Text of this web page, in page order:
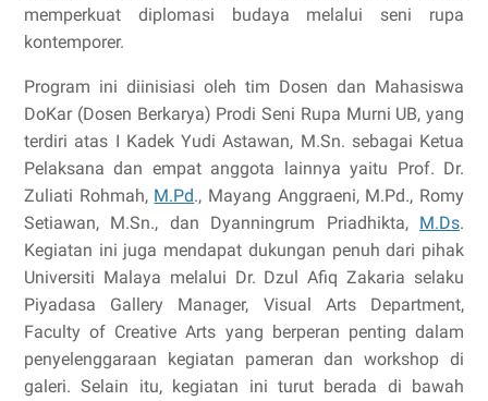
memperkuat diplomasi budaya melalui seni rupa
kontemporer.
Program ini diinisiasi oleh tim Dosen dan Mahasiswa
DoKar (Dosen Berkarya) Prodi Seni Rupa Murni UB, yang
terdiri atas I Kadek Yudi Astawan, M.Sn. sebagai Ketua
Pelaksana dan empat anggota lainnya yaitu Prof. Dr.
Zuliati Rohmah, M.Pd., Mayang Anggraeni, M.Pd., Romy
Setiawan, M.Sn., dan Dyanningrum Priadhikta, M.Ds.
Kegiatan ini juga mendapat dukungan penuh dari pihak
Universiti Malaya melalui Dr. Dzul Afiq Zakaria selaku
Piyadasa Gallery Manager, Visual Arts Department,
Faculty of Creative Arts yang berperan penting dalam
penyelenggaraan kegiatan pameran dan workshop di
galeri. Selain itu, kegiatan ini turut berada di bawah